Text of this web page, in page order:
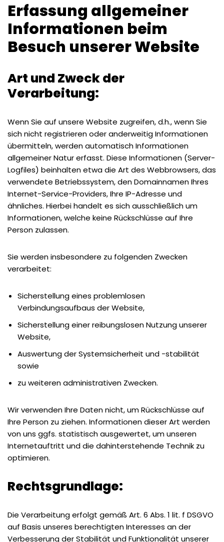
Erfassung allgemeiner
Informationen beim
Besuch unserer Website
Art und Zweck der
Verarbeitung:
Wenn Sie auf unsere Website zugreifen, d.h., wenn Sie
sich nicht registrieren oder anderweitig Informationen
übermitteln, werden automatisch Informationen
allgemeiner Natur erfasst. Diese Informationen (Server-
Logfiles) beinhalten etwa die Art des Webbrowsers, das
verwendete Betriebssystem, den Domainnamen Ihres
Internet-Service-Providers, Ihre IP-Adresse und
ähnliches. Hierbei handelt es sich ausschließlich um
Informationen, welche keine Rückschlüsse auf Ihre
Person zulassen.
Sie werden insbesondere zu folgenden Zwecken
verarbeitet:
Sicherstellung eines problemlosen
Verbindungsaufbaus der Website,
Sicherstellung einer reibungslosen Nutzung unserer
Website,
Auswertung der Systemsicherheit und -stabilität
sowie
zu weiteren administrativen Zwecken.
Wir verwenden Ihre Daten nicht, um Rückschlüsse auf
Ihre Person zu ziehen. Informationen dieser Art werden
von uns ggfs. statistisch ausgewertet, um unseren
Internetauftritt und die dahinterstehende Technik zu
optimieren.
Rechtsgrundlage:
Die Verarbeitung erfolgt gemäß Art. 6 Abs. 1 lit. f DSGVO
auf Basis unseres berechtigten Interesses an der
Verbesserung der Stabilität und Funktionalität unserer